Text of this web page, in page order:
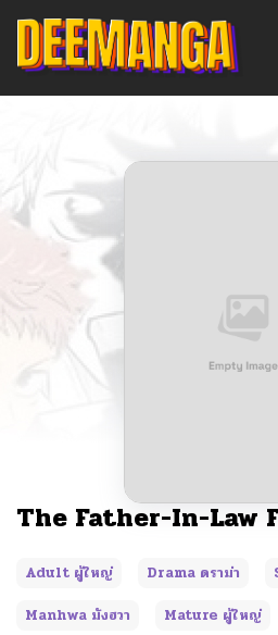
The Father-In-Law
Adult ผู้ใหญ่ Drama ดราม่า
Manhwa มังฮวา
Mature ผู้ใหญ่